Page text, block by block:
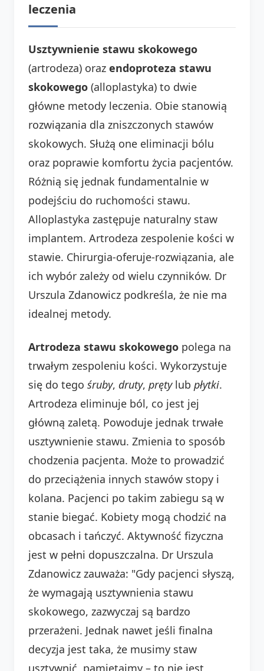
leczenia
Usztywnienie stawu skokowego
(artrodeza) oraz endoproteza stawu
skokowego (alloplastyka) to dwie
główne metody leczenia. Obie stanowią
rozwiązania dla zniszczonych stawów
skokowych. Służą one eliminacji bólu
oraz poprawie komfortu życia pacjentów.
Różnią się jednak fundamentalnie w
podejściu do ruchomości stawu.
Alloplastyka zastępuje naturalny staw
implantem. Artrodeza zespolenie kości w
stawie. Chirurgia-oferuje-rozwiązania, ale
ich wybór zależy od wielu czynników. Dr
Urszula Zdanowicz podkreśla, że nie ma
idealnej metody.
Artrodeza stawu skokowego polega na
trwałym zespoleniu kości. Wykorzystuje
się do tego śruby, druty, prętylub płytki.
Artrodeza eliminuje ból, co jest jej
główną zaletą. Powoduje jednak trwałe
usztywnienie stawu. Zmienia to sposób
chodzenia pacjenta. Może to prowadzić
do przeciążenia innych stawów stopy i
kolana. Pacjenci po takim zabiegu są w
stanie biegać. Kobiety mogą chodzić na
obcasach i tańczyć. Aktywność fizyczna
jest w pełni dopuszczalna. Dr Urszula
Zdanowicz zauważa: "Gdy pacjenci słyszą,
że wymagają usztywnienia stawu
skokowego, zazwyczaj są bardzo
przerażeni. Jednak nawet jeśli finalna
decyzja jest taka, że musimy staw
usztywnić, pamiętajmy – to nie jest